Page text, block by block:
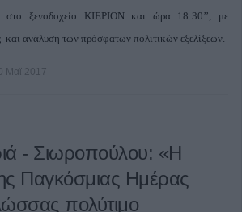
στο ξενοδοχείο ΚΙΕΡΙΟΝ και ώρα 18:30’’, με
και ανάλυση των πρόσφατων πολιτικών εξελίξεων.
Μαϊ 2017
- Σιωροπούλου: «Η
Παγκόσμιας Ημέρας
πολύτιμο